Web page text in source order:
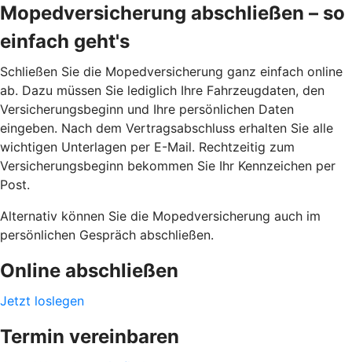
Mopedversicherung abschließen – so
einfach geht's
Schließen Sie die Mopedversicherung ganz einfach online
ab. Dazu müssen Sie lediglich Ihre Fahrzeugdaten, den
Versicherungsbeginn und Ihre persönlichen Daten
eingeben. Nach dem Vertragsabschluss erhalten Sie alle
wichtigen Unterlagen per E-Mail. Rechtzeitig zum
Versicherungsbeginn bekommen Sie Ihr Kennzeichen per
Post.
Alternativ können Sie die Mopedversicherung auch im
persönlichen Gespräch abschließen.
Online abschließen
Jetzt loslegen
Termin vereinbaren